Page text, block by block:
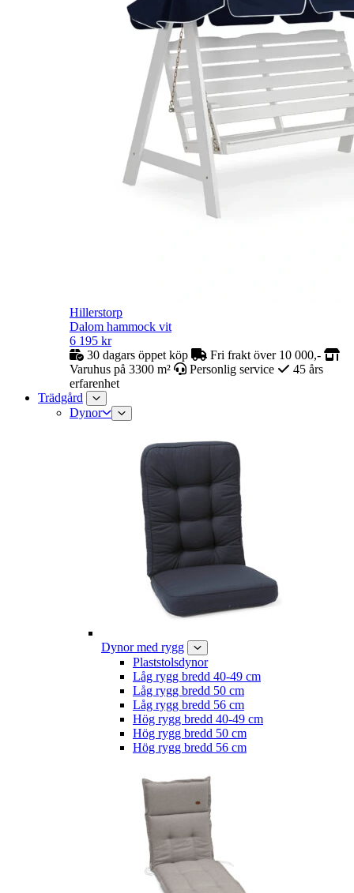
Hillerstorp
Dalom hammock vit
6 195 kr
30 dagars öppet köp
Fri frakt över 10 000,-
Varuhus på 3300 m²
Personlig service
45 års
erfarenhet
Trädgård
Dynor
Dynor med rygg
Plaststolsdynor
Låg rygg bredd 40-49 cm
Låg rygg bredd 50 cm
Låg rygg bredd 56 cm
Hög rygg bredd 40-49 cm
Hög rygg bredd 50 cm
Hög rygg bredd 56 cm